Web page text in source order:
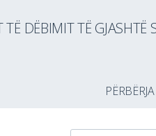
DËBIMIT TË GJASHTË
PËRBËRJA